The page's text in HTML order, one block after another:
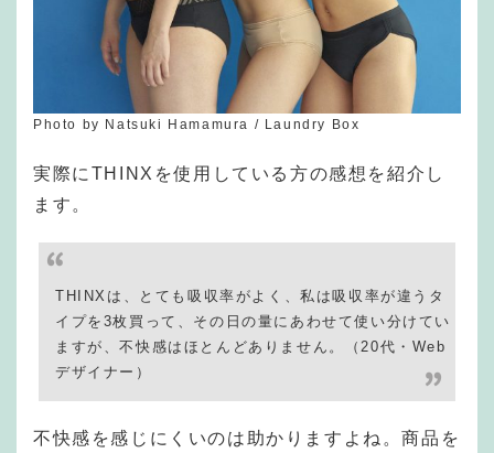
Photo by Natsuki Hamamura / Laundry Box
実際にTHINXを使用している方の感想を紹介し
ます。
THINXは、とても吸収率がよく、私は吸収率が違うタ
イプを3枚買って、その日の量にあわせて使い分けてい
ますが、不快感はほとんどありません。（20代・Web
デザイナー）
不快感を感じにくいのは助かりますよね。商品を